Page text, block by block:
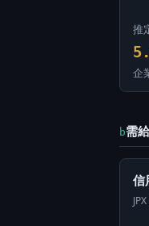
推
企
b需
信